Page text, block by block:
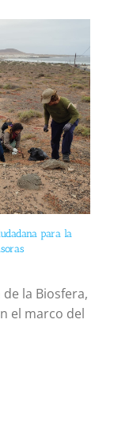
para la
la Biosfera,
el marco del